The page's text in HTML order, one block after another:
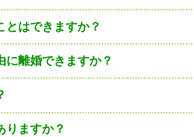
とはできますか？
に離婚できますか？
りますか？